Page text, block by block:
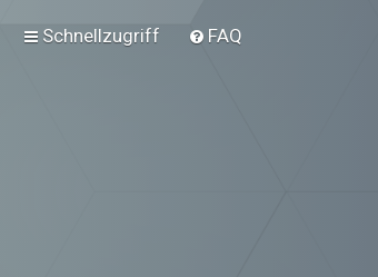
Schnellzugriff FAQ